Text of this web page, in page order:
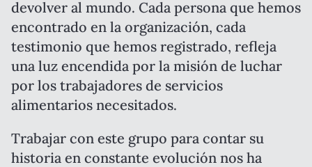
devolver al mundo. Cada persona que hemos
encontrado en la organización, cada
testimonio que hemos registrado, refleja
una luz encendida por la misión de luchar
por los trabajadores de servicios
alimentarios necesitados.
Trabajar con este grupo para contar su
historia en constante evolución nos ha